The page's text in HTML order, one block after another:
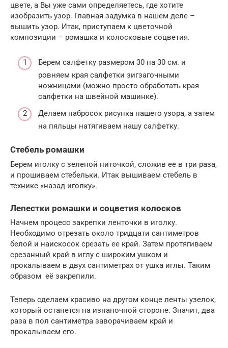
цвете, а Вы уже сами определяетесь, где хотите
изобразить узор. Главная задумка в нашем деле –
вышить узор. Итак, приступаем к цветочной
композиции – ромашка и колосковые соцветия.
Берем салфетку размером 30 на 30 см. и
ровняем края салфетки зигзагочными
ножницами (можно просто обработать края
салфетки на швейной машинке).
Делаем набросок рисунка нашего узора, а затем
на пяльцы натягиваем нашу салфетку.
Стебель ромашки
Берем иголку с зеленой ниточкой, сложив ее в три раза,
и прошиваем стебельки. Итак вышиваем стебель в
технике «назад иголку».
Лепестки ромашки и соцветия колосков
Начнем процесс закрепки ленточки в иголку.
Необходимо отрезать около тридцати сантиметров
белой и наискосок срезать ее край. Затем протягиваем
срезанный край в иглу с широким ушком и
прокалываем в двух сантиметрах от ушка иглы. Таким
образом её закрепили.
Теперь сделаем красиво на другом конце ленты узелок,
который останется на изнаночной стороне. Значит, два
раза в пол сантиметра заворачиваем край и
прокалываем его.